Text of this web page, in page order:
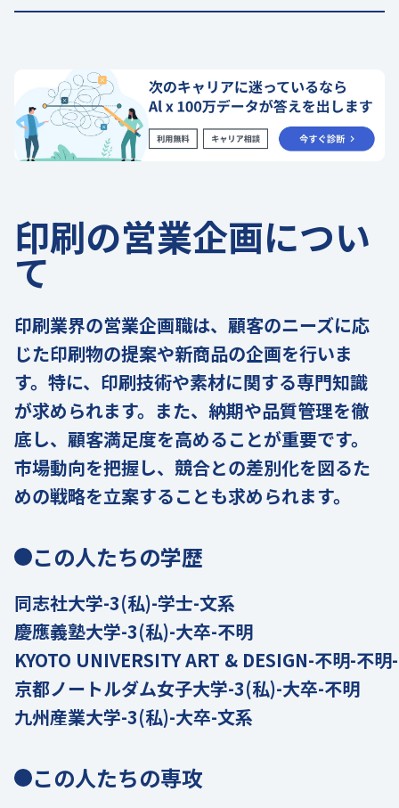
印刷の営業企画につい
て
印刷業界の営業企画職は、顧客のニーズに応
じた印刷物の提案や新商品の企画を行いま
す。特に、印刷技術や素材に関する専門知識
が求められます。また、納期や品質管理を徹
底し、顧客満足度を高めることが重要です。
市場動向を把握し、競合との差別化を図るた
めの戦略を立案することも求められます。
この人たちの学歴
同志社大学-3(私)-学士-文系
慶應義塾大学-3(私)-大卒-不明
KYOTO UNIVERSITY ART & DESIGN-不明-不明
京都ノートルダム女子大学-3(私)-大卒-不明
九州産業大学-3(私)-大卒-文系
この人たちの専攻